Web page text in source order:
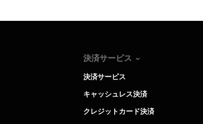
決済サービス
決済サービス
キャッシュレス決済
クレジットカード決済